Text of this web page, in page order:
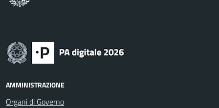
AMMINISTRAZIONE
Organi di Governo